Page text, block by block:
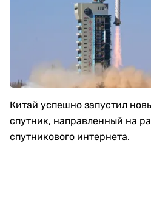
Китай успешно запустил
спутник, направленный на
спутникового интернета.